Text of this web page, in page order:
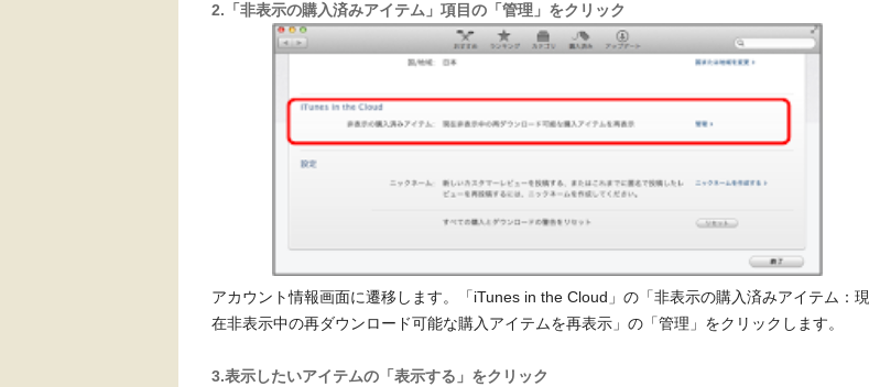
2.「非表示の購入済みアイテム」項目の「管理」をクリック
アカウント情報画面に遷移します。「iTunes in the Cloud」の「非表示の購入済みアイテム：現
在非表示中の再ダウンロード可能な購入アイテムを再表示」の「管理」をクリックします。
3.表示したいアイテムの「表示する」をクリック